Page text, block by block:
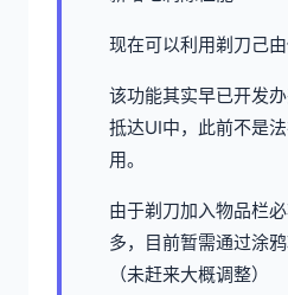
现在可以利用剃刀己
该功能其实早已开发
抵达UI中，此前不是
用。
由于剃刀加入物品栏
多，目前暂需通过涂
（未赶来大概调整）